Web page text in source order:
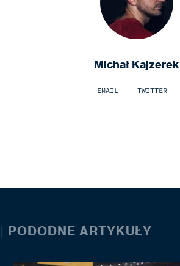
Michał Kajzerek
EMAIL TWITTER
| PODODNE ARTYKUŁY